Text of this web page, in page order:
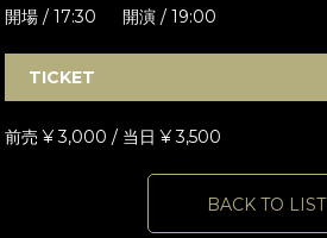
開場 / 17:30 開演 / 19:00
TICKET
前売 ¥ 3,000 / 当日 ¥ 3,500
BACK TO LIST